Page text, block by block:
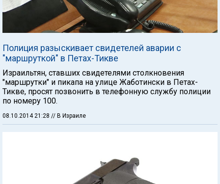
Полиция разыскивает свидетелей аварии с
"маршруткой" в Петах-Тикве
Израильтян, ставших свидетелями столкновения
"маршрутки" и пикапа на улице Жаботински в Петах-
Тикве, просят позвонить в телефонную службу полиции
по номеру 100.
08.10.2014 21:28 // В Израиле